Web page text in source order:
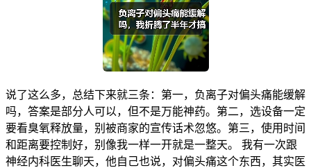
说了这么多，总结下来就三条：第一，负离子对偏头痛能缓解
吗，答案是部分人可以，但不是万能神药。第二，选设备一定
要看臭氧释放量，别被商家的宣传话术忽悠。第三，使用时间
和距离要控制好，别像我一样一开就是一整天。 我有一次跟
神经内科医生聊天，他自己也说，对偏头痛这个东西，其实医